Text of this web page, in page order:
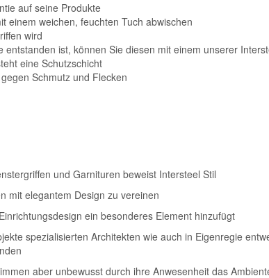
auf seine Produkte
einem weichen, feuchten Tuch abwischen
wird
ist, können Sie diesen mit einem unserer
eine Schutzschicht
Schmutz und Flecken
und Garnituren beweist Intersteel Stil
mit elegantem Design zu vereinen
ein besonderes Element hinzufügt
spezialisierten Architekten wie auch in Eigenregie
aber unbewusst durch ihre Anwesenheit das